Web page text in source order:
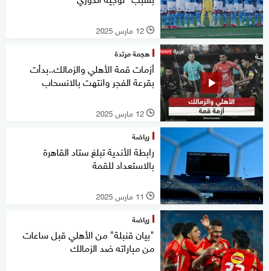
l 12 مارس 2025
هجمة مرتدة
أزمات قمة الأهلي والزمالك..بدأت
بقرعة الفجر وانتهت بالانسحاب
l 12 مارس 2025
رياضة
رابطة الأندية تبلغ ستاد القاهرة
بالاستعداد للقمة
l 11 مارس 2025
رياضة
"بيان قنبلة" من الأهلي قبل ساعات
من مباراته ضد الزمالك